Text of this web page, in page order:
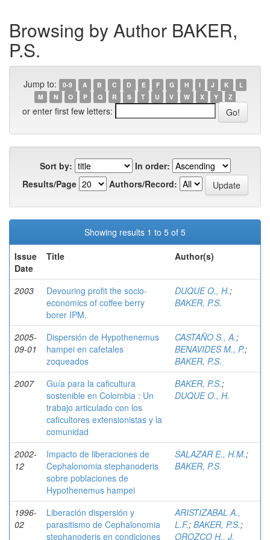
Browsing by Author BAKER,
P.S.
Jump to: 0-9 A B C D E F G H I J K
L
M
N O P Q R S T U V W X Y Z
or enter first few letters:
Sort by:
In order:
Results/Page
Authors/Record:
Showing results 1 to 5 of 5
Issue
Date
Title Author(s)
2003
Devouring profit the socio-
economics of coffee berry
borer IPM.
DUQUE O., H.;
BAKER, P.S.
2005-
09-01
Dispersión de Hypothenemus
hampei en cafetales
zoqueados
CASTAÑO S., A.;
BENAVIDES M., P.;
BAKER, P.S.
2007
Guía para la caficultura
sostenible en Colombia : Un
trabajo articulado con los
caficultores extensionistas y la
comunidad
BAKER, P.S.;
DUQUE O., H.
2002-
12
Impacto de liberaciones de
Cephalonomia stephanoderis
sobre poblaciones de
Hypothenemus hampei
SALAZAR E., H.M.;
BAKER, P.S.
1996-
02
Liberación dispersión y
parasitismo de Cephalonomia
stephanoderis en condiciones
ARISTIZABAL A.,
L.F.; BAKER, P.S.;
OROZCO H., J.